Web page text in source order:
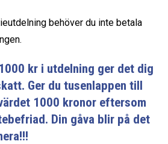
behöver du inte betala
kr i utdelning ger det dig
Ger du tusenlappen till
1000 kronor eftersom
Din gåva blir på det